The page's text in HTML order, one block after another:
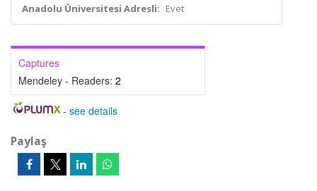
Anadolu Üniversitesi Adresli: Evet
Captures
Mendeley - Readers: 2
- see details
Paylaş